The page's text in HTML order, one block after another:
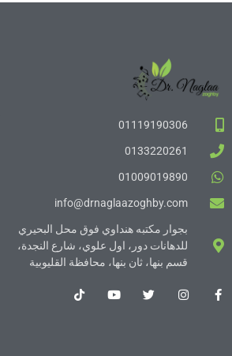
01119190306
0133220261
01009019890
info@drnaglaazoghby.com
بجوار مكتبه هنداوي فوق محل البحيري
للدهانات دور، اول علوي، شارع النجدة،
قسم بنها، ثان بنها، محافظة القليوبية